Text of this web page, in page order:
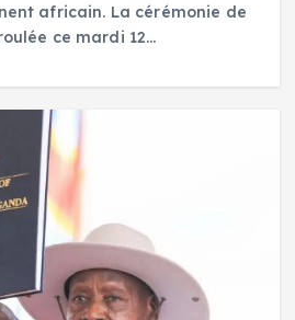
africain. La cérémonie de
ce mardi 12…